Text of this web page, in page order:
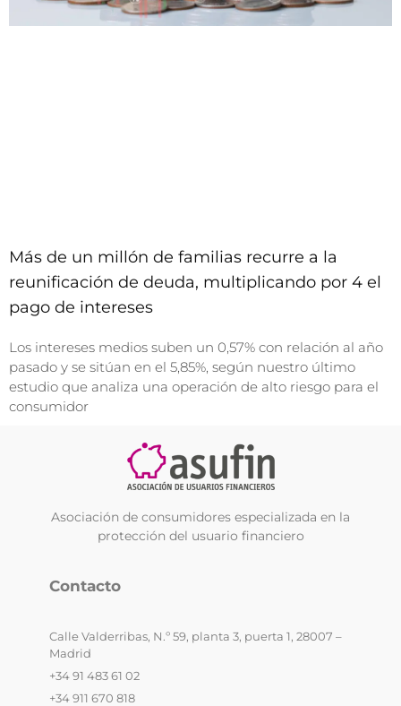
Más de un millón de familias recurre a la
reunificación de deuda, multiplicando por 4 el
pago de intereses
Los intereses medios suben un 0,57% con relación al año
pasado y se sitúan en el 5,85%, según nuestro último
estudio que analiza una operación de alto riesgo para el
consumidor
Asociación de consumidores especializada en la
protección del usuario financiero
Contacto
Calle Valderribas, N.º 59, planta 3, puerta 1, 28007 –
Madrid
+34 91 483 61 02
+34 911 670 818